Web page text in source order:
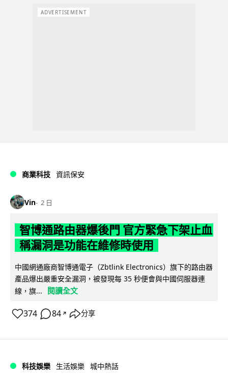
ADVERTISEMENT
商業科技 資訊保安
Vin 2 日
智博通路由器爆後門 官方緊急下架止血
稱漏洞是功能在維修時使用
中國網通廠商智博通電子（Zbtlink Electronics）旗下的路由器
產品爆出嚴重安全漏洞，被發現每 35 秒便會與中國伺服器連
線，旗...
閱讀全文
374 84 ↗ 分享
科技娛樂 生活娛樂 城中熱話